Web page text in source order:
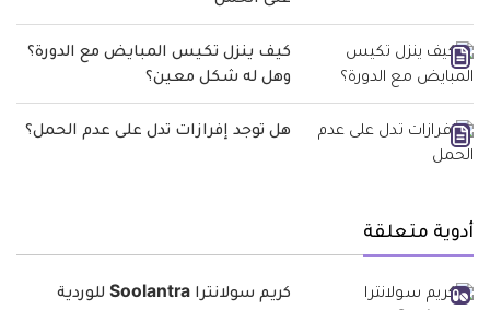
كيف ينزل تكيس المبايض مع الدورة؟
وهل له شكل معين؟
هل توجد إفرازات تدل على عدم الحمل؟
أدوية متعلقة
كريم سولانترا Soolantra للوردية